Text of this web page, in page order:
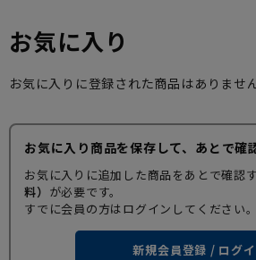
お気に入り
お気に入りに登録された商品はありません
お気に入り商品を保存して、あとで確
お気に入りに追加した商品をあとで確認
料） が必要です。
すでに会員の方はログインしてください。
新規会員登録 / ログ